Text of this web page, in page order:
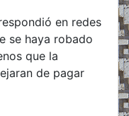
en redes
se haya robado
que la
de pagar